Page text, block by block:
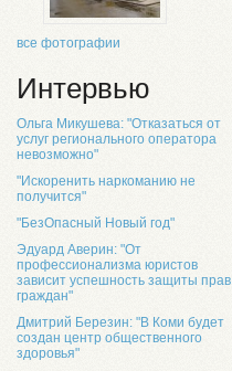
все фотографии
Интервью
Ольга Микушева: "Отказаться от
услуг регионального оператора
невозможно"
"Искоренить наркоманию не
получится"
"БезОпасный Новый год"
Эдуард Аверин: "От
профессионализма юристов
зависит успешность защиты прав
граждан"
Дмитрий Березин: "В Коми будет
создан центр общественного
здоровья"